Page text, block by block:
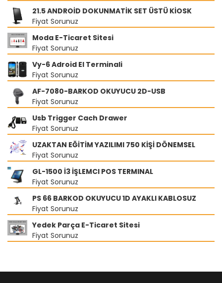
21.5 ANDROİD DOKUNMATİK SET ÜSTÜ KİOSK
Fiyat Sorunuz
Moda E-Ticaret Sitesi
Fiyat Sorunuz
Vy-6 Adroid El Terminali
Fiyat Sorunuz
AF-7080-BARKOD OKUYUCU 2D-USB
Fiyat Sorunuz
Usb Trigger Cach Drawer
Fiyat Sorunuz
UZAKTAN EĞİTİM YAZILIMI 750 KİŞİ DÖNEMSEL
Fiyat Sorunuz
GL-1500 İ3 İŞLEMCI POS TERMINAL
Fiyat Sorunuz
PS 66 BARKOD OKUYUCU 1D AYAKLI KABLOSUZ
Fiyat Sorunuz
Yedek Parça E-Ticaret Sitesi
Fiyat Sorunuz